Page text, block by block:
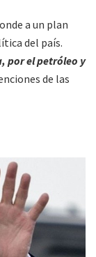
a un plan
del país.
por el petróleo y
de las